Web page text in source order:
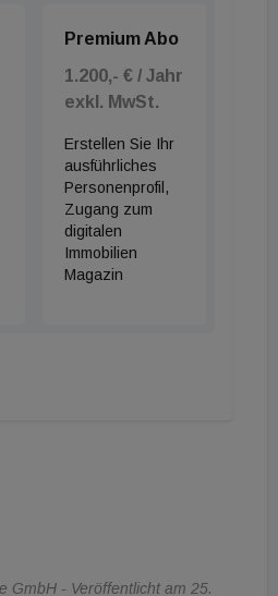
Premium Abo
1.200,- € / Jahr
exkl. MwSt.
Erstellen Sie Ihr
ausführliches
Personenprofil,
Zugang zum
digitalen
Immobilien
Magazin
GmbH - Veröffentlicht am 25.